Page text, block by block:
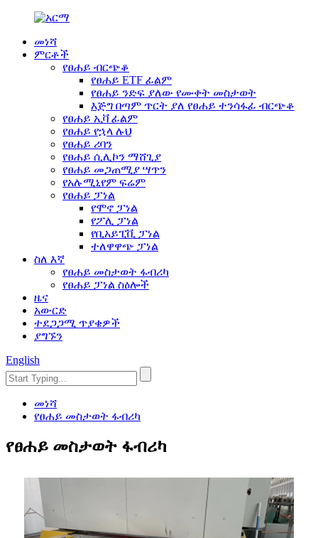
መነሻ
ምርቶች
የፀሐይ ብርጭቆ
የፀሐይ ETF ፊልም
የፀሐይ ንድፍ ያለው የሙቀት መስታወት
እጅግ በጣም ጥርት ያለ የፀሐይ ተንሳፋፊ ብርጭቆ
የፀሐይ ኢቫ ፊልም
የፀሐይ የኋላ ሉህ
የፀሐይ ሪባን
የፀሐይ ሲሊኮን ማሸጊያ
የፀሐይ መጋጠሚያ ሣጥን
የአሉሚኒየም ፍሬም
የፀሐይ ፓነል
የሞኖ ፓነል
የፖሊ ፓነል
የቢአይፒቪ ፓነል
ተለዋዋጭ ፓነል
ስለ እኛ
የፀሐይ መስታወት ፋብሪካ
የፀሐይ ፓነል ስዕሎች
ዜና
አውርድ
ተደጋጋሚ ጥያቄዎች
ያግኙን
English
መነሻ
የፀሐይ መስታወት ፋብሪካ
የፀሐይ መስታወት ፋብሪካ